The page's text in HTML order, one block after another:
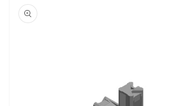
informazioni
sul prodotto